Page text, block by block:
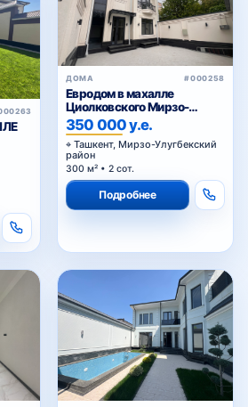
ДОМА #000258
Евродом в махалле
Циолковского Мирзо-
Улугбекский район
350 000 у.е.
Ташкент, Мирзо-Улугбекский
район
300 м² • 2 сот.
Подробнее